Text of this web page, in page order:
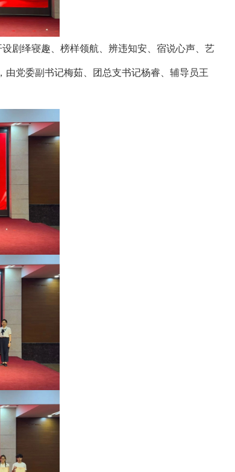
剧绎寝趣、榜样领航、辨违知安、宿说心声、艺
由党委副书记梅茹、团总支书记杨睿、辅导员王